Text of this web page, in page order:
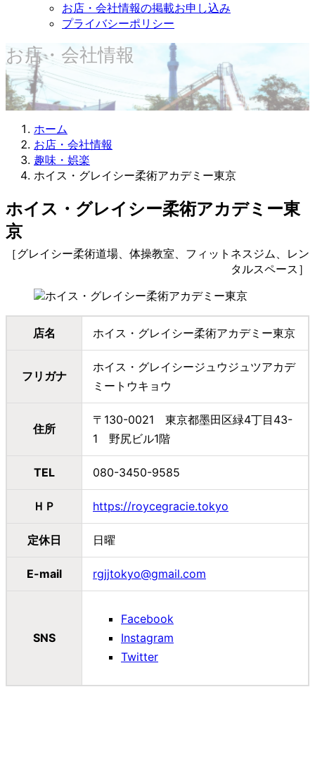
お店・会社情報の掲載お申し込み
プライバシーポリシー
お店・会社情報
ホーム
お店・会社情報
趣味・娯楽
ホイス・グレイシー柔術アカデミー東京
ホイス・グレイシー柔術アカデミー東
京
［グレイシー柔術道場、体操教室、フィットネスジム、レン
タルスペース］
店名 ホイス・グレイシー柔術アカデミー東京
フリガナ
ホイス・グレイシージュウジュツアカデ
ミートウキョウ
住所
〒130-0021 東京都墨田区緑4丁目43-
1 野尻ビル1階
TEL 080-3450-9585
ＨＰ https://roycegracie.tokyo
定休日 日曜
E-mail rgjjtokyo@gmail.com
SNS
Facebook
Instagram
Twitter